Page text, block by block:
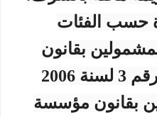
حسب الفئات
بقانون
مؤسسة الشهداء رقم 3 لسنة 2006
بقانون مؤسسة